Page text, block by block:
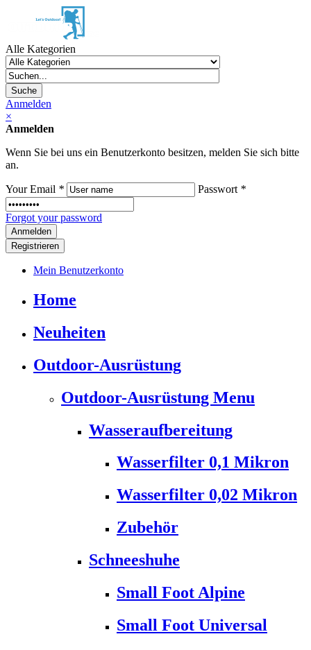
Alle Kategorien
Suche
Anmelden
×
Anmelden
Wenn Sie bei uns ein Benutzerkonto besitzen, melden Sie sich bitte
an.
Your Email * Passwort *
Forgot your password
Registrieren
Mein Benutzerkonto
Home
Neuheiten
Outdoor-Ausrüstung
Outdoor-Ausrüstung Menu
Wasseraufbereitung
Wasserfilter 0,1 Mikron
Wasserfilter 0,02 Mikron
Zubehör
Schneeshuhe
Small Foot Alpine
Small Foot Universal